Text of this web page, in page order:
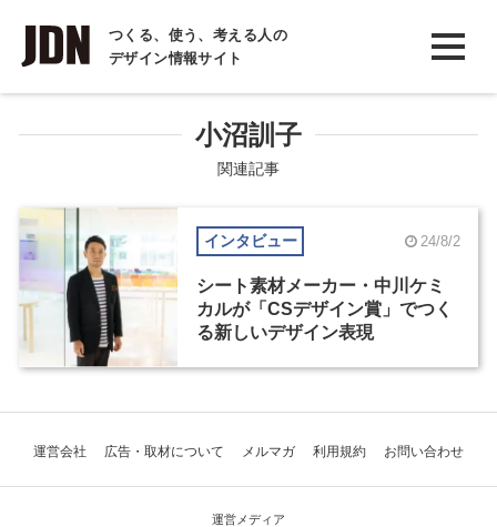
つくる、使う、考える人の
デザイン情報サイト
INTERVIEW
インタビュー
COLUMN
コラム
小沼訓子
関連記事
インタビュー 24/8/2
シート素材メーカー・中川ケミ
カルが「CSデザイン賞」でつく
る新しいデザイン表現
運営会社 広告・取材について メルマガ 利用規約 お問い合わせ
運営メディア